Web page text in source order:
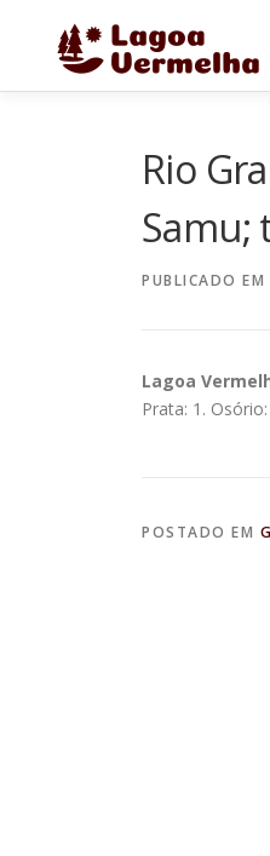
conteúdo
Rio
Samu;
PUBLICADO EM
Lagoa
Prata: 1.
POSTADO EM